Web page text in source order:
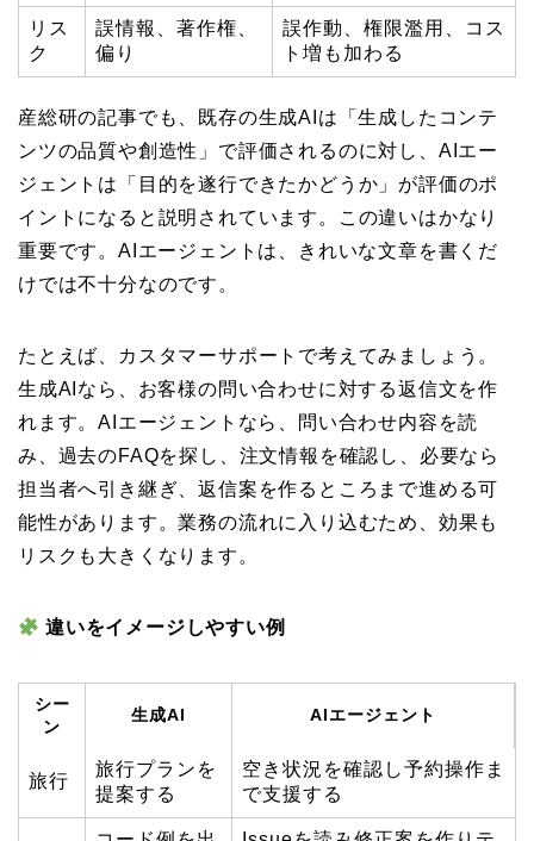
リス
ク
誤情報、著作権、
偏り
誤作動、権限濫用、コス
ト増も加わる
産総研の記事でも、既存の生成AIは「生成したコンテ
ンツの品質や創造性」で評価されるのに対し、AIエー
ジェントは「目的を遂行できたかどうか」が評価のポ
イントになると説明されています。この違いはかなり
重要です。AIエージェントは、きれいな文章を書くだ
けでは不十分なのです。
たとえば、カスタマーサポートで考えてみましょう。
生成AIなら、お客様の問い合わせに対する返信文を作
れます。AIエージェントなら、問い合わせ内容を読
み、過去のFAQを探し、注文情報を確認し、必要なら
担当者へ引き継ぎ、返信案を作るところまで進める可
能性があります。業務の流れに入り込むため、効果も
リスクも大きくなります。
違いをイメージしやすい例
シー
ン
生成AI AIエージェント
旅行
旅行プランを
提案する
空き状況を確認し予約操作ま
で支援する